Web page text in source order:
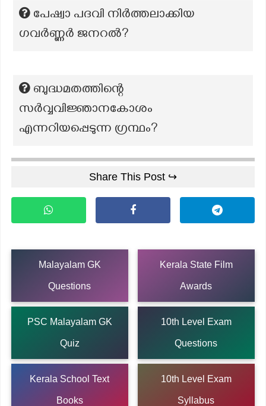
പേഷ്വാ പദവി നിർത്തലാക്കിയ
ഗവർണ്ണർ ജനറൽ?
ബുദ്ധമതത്തിന്റെ
സർവ്വവിജ്ഞാനകോശം
എന്നറിയപ്പെടുന്ന ഗ്രന്ഥം?
Share This Post ↪
Malayalam GK
Questions
Kerala State Film
Awards
PSC Malayalam GK
Quiz
10th Level Exam
Questions
Kerala School Text
Books
10th Level Exam
Syllabus